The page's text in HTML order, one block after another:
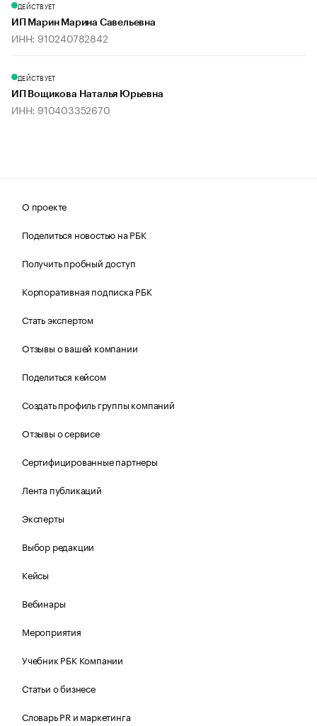
ДЕЙСТВУЕТ
ИП Марин Марина Савельевна
ИНН: 910240782842
ДЕЙСТВУЕТ
ИП Вощикова Наталья Юрьевна
ИНН: 910403352670
О проекте
Поделиться новостью на РБК
Получить пробный доступ
Корпоративная подписка РБК
Стать экспертом
Отзывы о вашей компании
Поделиться кейсом
Создать профиль группы компаний
Отзывы о сервисе
Сертифицированные партнеры
Лента публикаций
Эксперты
Выбор редакции
Кейсы
Вебинары
Мероприятия
Учебник РБК Компании
Статьи о бизнесе
Словарь PR и маркетинга